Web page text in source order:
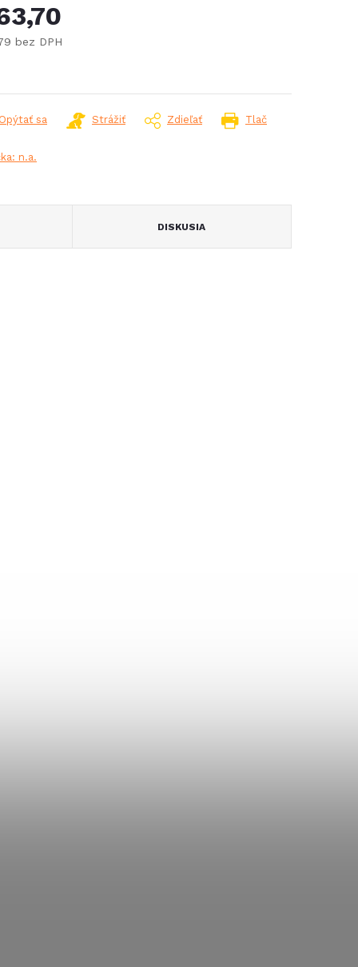
bez DPH
Tlač
Opýtať sa Strážiť Zdieľať
n.a.
DISKUSIA